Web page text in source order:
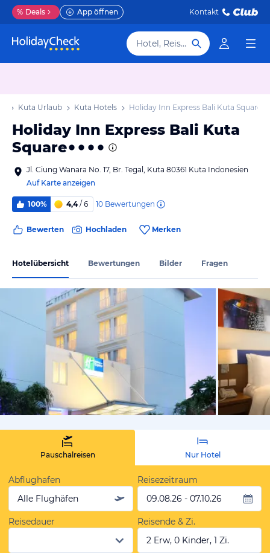
% Deals App öffnen Kontakt
Hotel, Reiseziel
Kuta Urlaub Kuta Hotels Holiday Inn Express Bali Kuta Square
Holiday Inn Express Bali Kuta
Square
Jl. Ciung Wanara No. 17, Br. Tegal, Kuta 80361 Kuta Indonesien
Auf Karte anzeigen
100% 4,4/ 6 10 Bewertungen
Bewerten Hochladen Merken
Hotelübersicht Bewertungen Bilder Fragen
von
Pauschalreisen Nur Hotel
Abflughafen
Alle Flughäfen
Reisezeitraum
09.08.26 - 07.10.26
Reisedauer
Reisende & Zi.
2 Erw, 0 Kinder, 1 Zi.